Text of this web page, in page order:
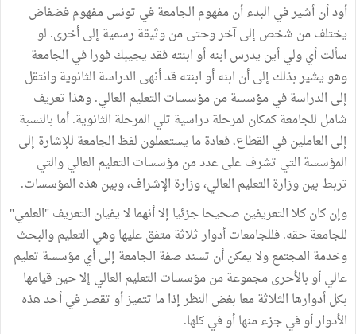
أود أن أشير في البدء أن مفهوم الجامعة في تونس مفهوم فضفاض
يختلف من شخص إلى آخر وحتى من وثيقة رسمية إلى أخرى. لو
سألت أي ولي أين يدرس ابنه أو ابنته فقد يجيبك فورا في الجامعة
وهو يشير بذلك إلى أن ابنه أو ابنته قد أنهى الدراسة الثانوية وانتقل
إلى الدراسة في مؤسسة من مؤسسات التعليم العالي. وهذا تعريف
شامل للجامعة كمكان لمرحلة دراسية تلي المرحلة الثانوية. أما بالنسبة
إلى العاملين في القطاع، فعادة ما يستعملون لفظ الجامعة للإشارة إلى
المؤسسة التي تشرف على عدد من مؤسسات التعليم العالي والتي
تربط بين وزارة التعليم العالي، وزارة الإشراف، وبين هذه المؤسسات.
وإن كان كلا التعريفين صحيحا جزئيا إلا أنهما لا يفيان التعريف "العلمي"
للجامعة حقه. فللجامعات أدوار ثلاثة متفق عليها وهي التعليم والبحث
وخدمة المجتمع ولا يمكن أن تسند صفة الجامعة إلى أي مؤسسة تعليم
عالي أو بالأحرى مجموعة من مؤسسات التعليم العالي إلا حين قيامها
بكل أدوارها الثلاثة معا بغض النظر إذا ما تتميز أو تقصر في أحد هذه
الأدوار أو في جزء منها أو في كلها.